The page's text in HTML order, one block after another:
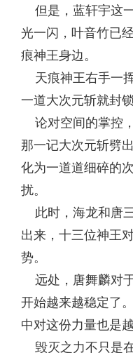
但是，蓝轩宇这
光一闪，叶音竹已
痕神王身边。
天痕神王右手一
一道大次元斩就封
论对空间的掌控
那一记大次元斩劈
化为一道道细碎的
扰。
此时，海龙和唐
出来，十三位神王
势。
远处，唐舞麟对
开始越来越稳定了
中对这份力量也是
毁灭之力不只是